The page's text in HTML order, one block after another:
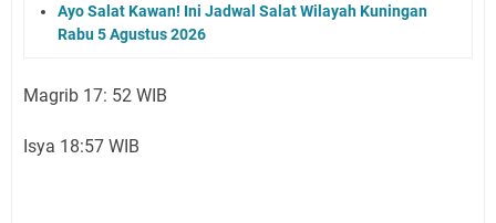
Ayo Salat Kawan! Ini Jadwal Salat Wilayah Kuningan
Rabu 5 Agustus 2026
Magrib 17: 52 WIB
Isya 18:57 WIB